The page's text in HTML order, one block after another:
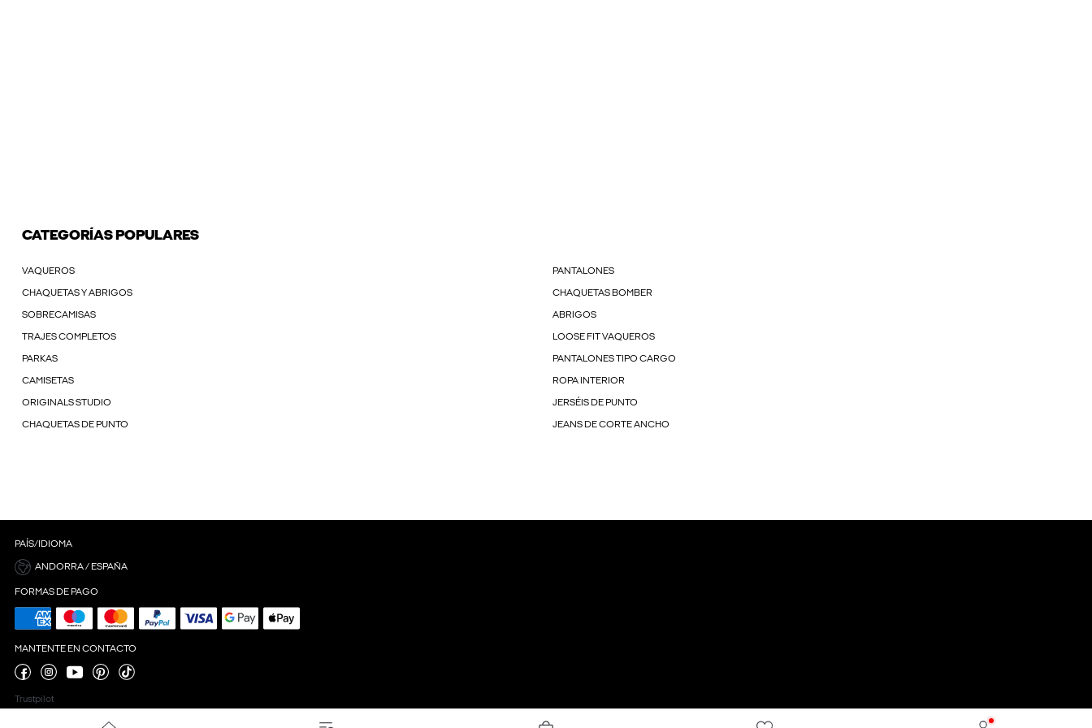
CATEGORÍAS POPULARES
VAQUEROS PANTALONES
CHAQUETAS Y ABRIGOS CHAQUETAS BOMBER
SOBRECAMISAS ABRIGOS
TRAJES COMPLETOS LOOSE FIT VAQUEROS
PARKAS PANTALONES TIPO CARGO
CAMISETAS ROPA INTERIOR
ORIGINALS STUDIO JERSÉIS DE PUNTO
CHAQUETAS DE PUNTO JEANS DE CORTE ANCHO
PAÍS/IDIOMA
ANDORRA / ESPAÑA
FORMAS DE PAGO
MANTENTE EN CONTACTO
Trustpilot